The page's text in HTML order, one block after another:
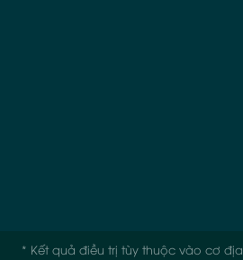
* Kết quả điều trị tùy thuộc vào cơ